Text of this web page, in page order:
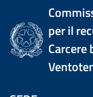
per il